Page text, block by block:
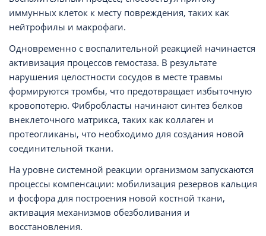
иммунных клеток к месту повреждения, таких как
нейтрофилы и макрофаги.
Одновременно с воспалительной реакцией начинается
активизация процессов гемостаза. В результате
нарушения целостности сосудов в месте травмы
формируются тромбы, что предотвращает избыточную
кровопотерю. Фибробласты начинают синтез белков
внеклеточного матрикса, таких как коллаген и
протеогликаны, что необходимо для создания новой
соединительной ткани.
На уровне системной реакции организмом запускаются
процессы компенсации: мобилизация резервов кальция
и фосфора для построения новой костной ткани,
активация механизмов обезболивания и
восстановления.